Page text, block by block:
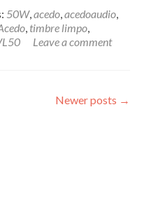
50W,acedo,acedoaudio,
, timbre limpo,
Leave a comment
Newer posts →